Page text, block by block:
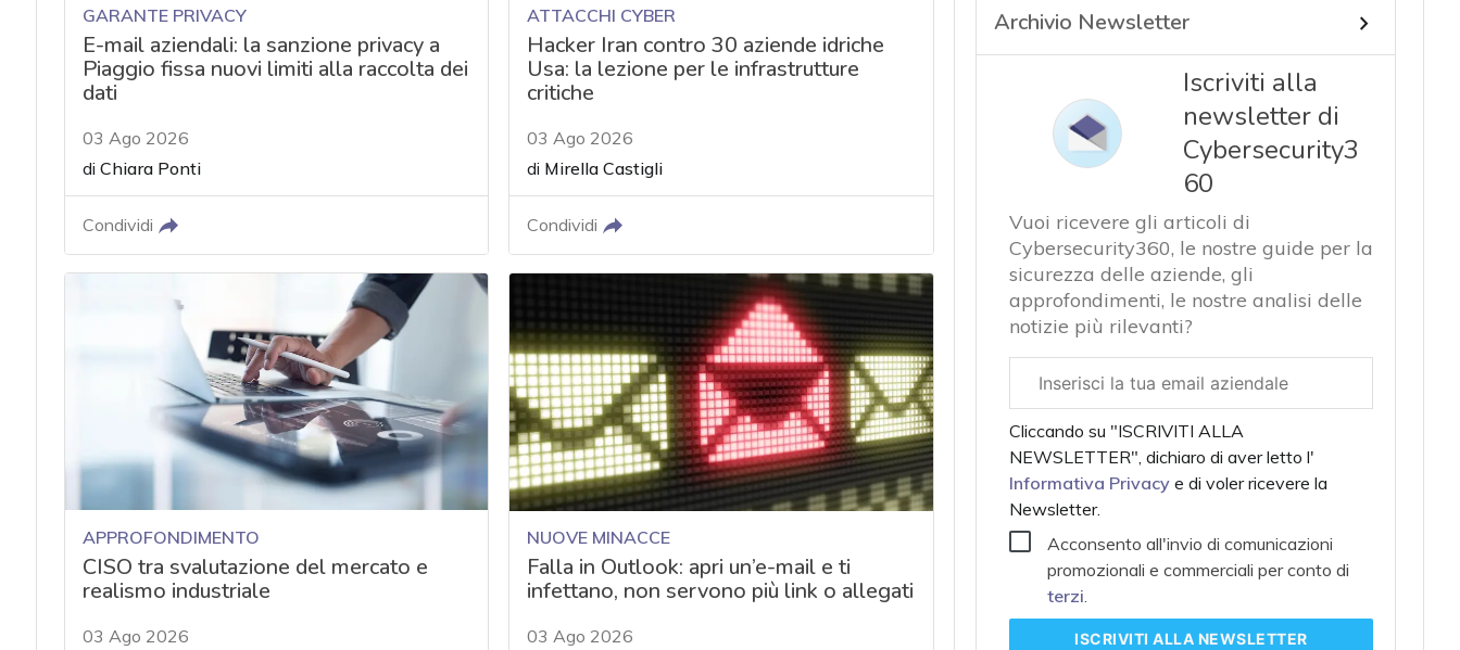
GARANTE PRIVACY
E-mail aziendali: la sanzione privacy a
Piaggio fissa nuovi limiti alla raccolta dei
dati
03 Ago 2026
di Chiara Ponti
Condividi
ATTACCHI CYBER
Hacker Iran contro 30 aziende idriche
Usa: la lezione per le infrastrutture
critiche
03 Ago 2026
di Mirella Castigli
Condividi
APPROFONDIMENTO
CISO tra svalutazione del mercato e
realismo industriale
03 Ago 2026
NUOVE MINACCE
Falla in Outlook: apri un’e-mail e ti
infettano, non servono più link o allegati
03 Ago 2026
Archivio Newsletter
Iscriviti alla
newsletter di
Cybersecurity3
60
Vuoi ricevere gli articoli di
Cybersecurity360, le nostre guide per la
sicurezza delle aziende, gli
approfondimenti, le nostre analisi delle
notizie più rilevanti?
aziendale
Cliccando su "ISCRIVITI ALLA
NEWSLETTER", dichiaro di aver letto l'
Informativa Privacy e di voler ricevere la
Newsletter.
Acconsento all'invio di comunicazioni
promozionali e commerciali per conto di
terzi.
ISCRIVITIALLA NEWSLETTER